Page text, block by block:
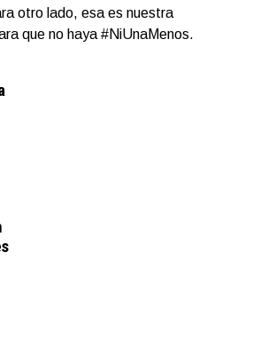
otro lado, esa es nuestra
que no haya #NiUnaMenos.